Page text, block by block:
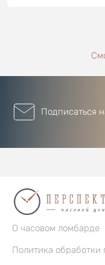
Подписаться
О часовом ломбарде
Политика